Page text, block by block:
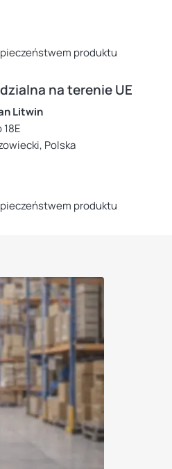
produktu
na terenie UE
Litwin
Polska
produktu